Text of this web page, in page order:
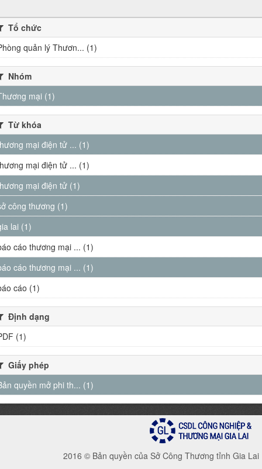
Tổ chức
quản lý Thươn... (1)
Nhóm
mại (1)
Từ khóa
mại điện tử ... (1)
mại điện tử ... (1)
mại điện tử (1)
công thương (1)
lai (1)
cáo thương mại ... (1)
cáo thương mại ... (1)
cáo (1)
Định dạng
(1)
Giấy phép
quyền mở phi th... (1)
2016 © Bản quyền của Sở Công Thương tỉnh Gia Lai